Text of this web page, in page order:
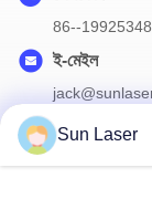
86--
ই-মেইল
Sun Laser